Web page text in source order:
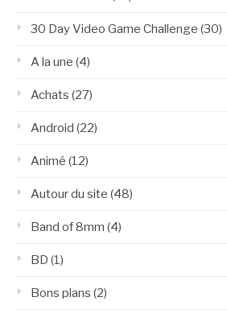
30 Day Video Game Challenge (30)
A la une (4)
Achats (27)
Android (22)
Animé (12)
Autour du site (48)
Band of 8mm (4)
BD (1)
Bons plans (2)